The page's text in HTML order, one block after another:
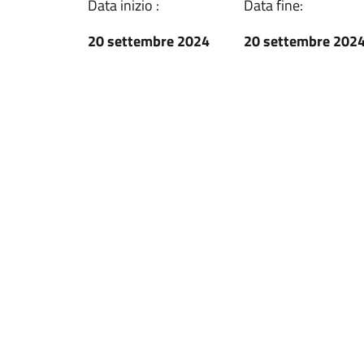
Data inizio :
20 settembre 2024
Data fine:
20 settembre